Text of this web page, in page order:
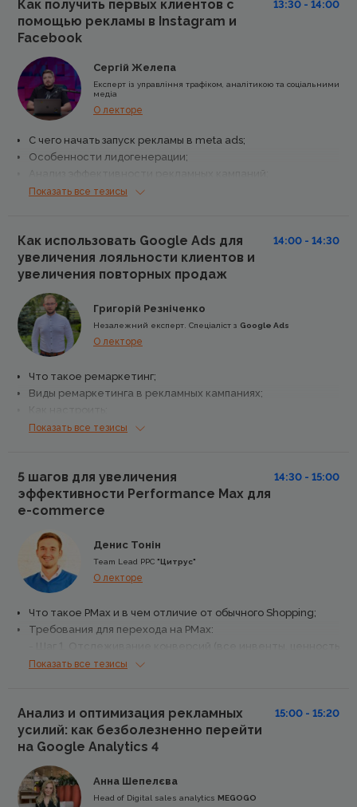
Как получить первых клиентов с
помощью рекламы в Instagram и
Facebook
13:30 - 14:00
Сергій Желепа
Експерт із управління трафіком, аналітикою та соціальними
медіа
О лекторе
С чего начать запуск рекламы в meta ads;
Особенности лидогенерации;
Кейсы
Показать все тезисы
Как использовать Google Ads для
увеличения лояльности клиентов и
увеличения повторных продаж
14:00 - 14:30
Григорій Резніченко
Незалежний експерт. Спеціаліст з Google Ads
О лекторе
Что такое ремаркетинг;
Виды ремаркетинга в рекламных кампаниях;
Сегментация аудитории.
Показать все тезисы
5 шагов для увеличения
эффективности Performance Max для
e-commerce
14:30 - 15:00
Денис Тонін
Team Lead PPC "Цитрус"
О лекторе
Что такое PMax и в чем отличие от обычного Shopping;
Требования для перехода на PMax:
конверсий);
- Шаг 4. Управление сигналами;
- Шаг 5. Структура аккаунта, идеи для реализации.
Бонус: Скрипт для анализа групп объектов.
Показать все тезисы
Анализ и оптимизация рекламных
усилий: как безболезненно перейти
на Google Analytics 4
15:00 - 15:20
Анна Шепелєва
Head of Digital sales analytics MEGOGO